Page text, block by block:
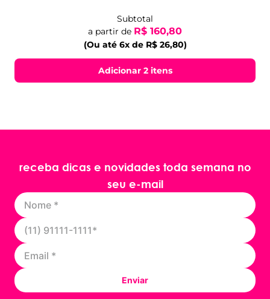
Subtotal
a partir de R$ 160,80
(Ou até 6x de R$ 26,80)
Adicionar 2 itens
receba dicas e novidades toda semana no
seu e-mail
Enviar